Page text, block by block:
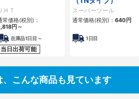
ＨＴ
常価格(税別)：
円 ～
在庫品1日目～
当日出荷可能
スーパーツール
通常価格(税別)： 640円
1日目
こんな商品も見ています